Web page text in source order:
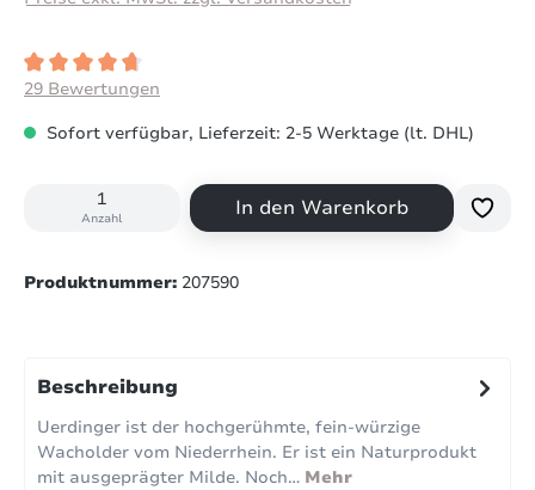
Durchschnittliche Bewertung von 4.7 von 5 Sternen
29 Bewertungen
Sofort verfügbar, Lieferzeit: 2-5 Werktage (lt. DHL)
Anzahl In den Warenkorb
Produktnummer: 207590
Beschreibung
Uerdinger ist der hochgerühmte, fein-würzige
Wacholder vom Niederrhein. Er ist ein Naturprodukt
mit ausgeprägter Milde. Noch… Mehr